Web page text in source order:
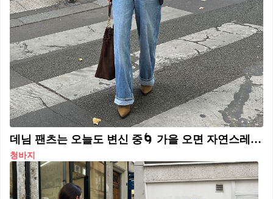
데님 팬츠는 오늘도 변신 중🌀 가을 오면 자연스레 떠오르는 완벽 조합🍂🖤데님 팬츠와 자켓
청바지